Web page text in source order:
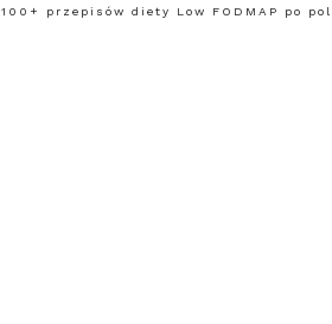
100+ przepisów diety Low FODMAP po